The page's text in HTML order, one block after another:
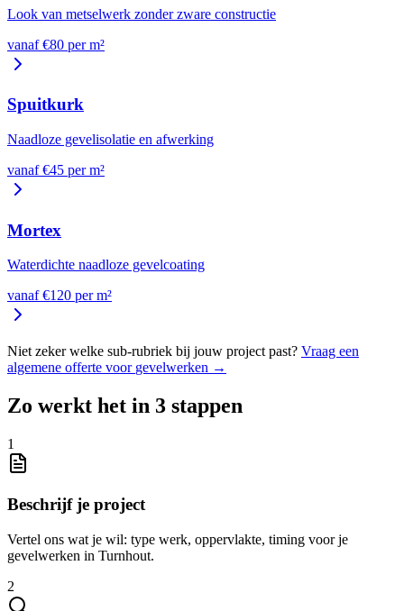
Look van metselwerk zonder zware constructie
vanaf €80 perm²
Spuitkurk
Naadloze gevelisolatie en afwerking
vanaf €45 perm²
Mortex
Waterdichte naadloze gevelcoating
vanaf €120 perm²
Niet zeker welke sub-rubriek bij jouw project past? Vraag een
algemene offerte voor gevelwerken →
Zo werkt het in 3 stappen
1
Beschrijf je project
Vertel ons wat je wil: type werk, oppervlakte, timing voor je
gevelwerken in Turnhout.
2